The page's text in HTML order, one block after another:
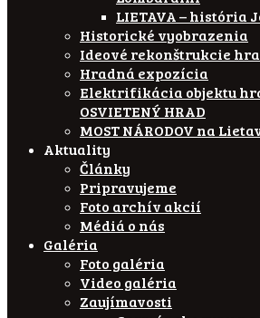
LIETAVA – história
Historické vyobrazenia
Ideové rekonštrukcie
Hradná expozícia
Elektrifikácia objektu
OSVIETENÝ HRAD
MOST NÁRODOV na
Aktuality
Články
Pripravujeme
Foto archív akcií
Médiá o nás
Galéria
Foto galéria
Video galéria
Zaujímavosti